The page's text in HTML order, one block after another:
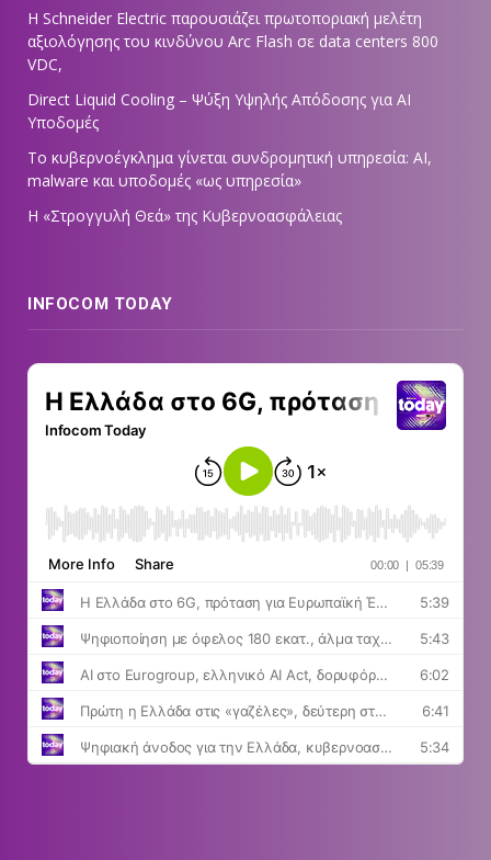
Η Schneider Electric παρουσιάζει πρωτοποριακή μελέτη
αξιολόγησης του κινδύνου Arc Flash σε data centers 800
VDC,
Direct Liquid Cooling – Ψύξη Υψηλής Απόδοσης για AI
Υποδομές
Το κυβερνοέγκλημα γίνεται συνδρομητική υπηρεσία: AI,
malware και υποδομές «ως υπηρεσία»
Η «Στρογγυλή Θεά» της Κυβερνοασφάλειας
INFOCOM TODAY